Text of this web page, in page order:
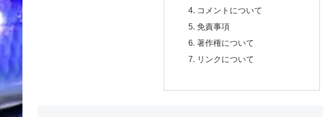
コメントについて
免責事項
著作権について
リンクについて